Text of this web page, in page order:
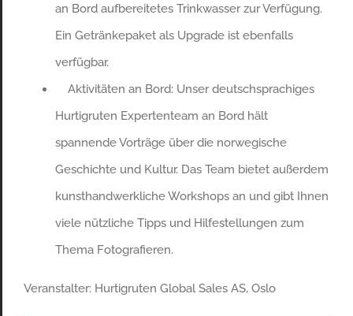
an Bord aufbereitetes Trinkwasser zur Verfügung.
Ein Getränkepaket als Upgrade ist ebenfalls
verfügbar.
Aktivitäten an Bord: Unser deutschsprachiges
Hurtigruten Expertenteam an Bord hält
spannende Vorträge über die norwegische
Geschichte und Kultur. Das Team bietet außerdem
kunsthandwerkliche Workshops an und gibt Ihnen
viele nützliche Tipps und Hilfestellungen zum
Thema Fotografieren.
Veranstalter: Hurtigruten Global Sales AS, Oslo